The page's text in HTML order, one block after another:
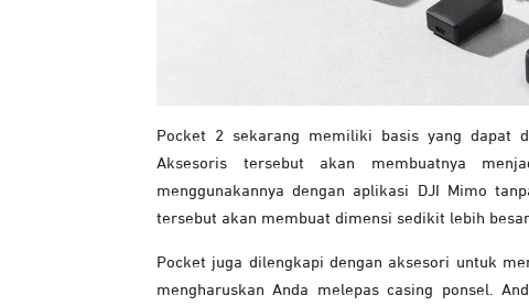
Pocket 2 sekarang memiliki basis yang dapat
Aksesoris tersebut akan membuatnya
menggunakannya dengan aplikasi DJI Mimo
tersebut akan membuat dimensi sedikit lebih
Pocket juga dilengkapi dengan aksesori untuk
mengharuskan Anda melepas casing ponsel.